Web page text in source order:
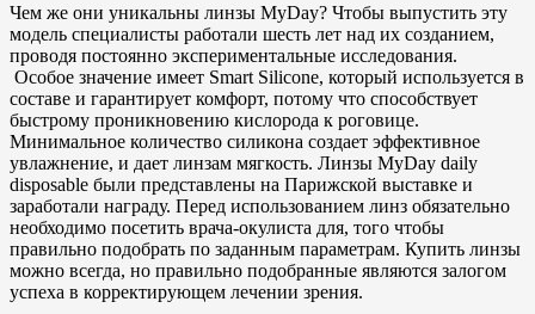
Чем же они уникальны линзы MyDay? Чтобы выпустить эту
модель специалисты работали шесть лет над их созданием,
проводя постоянно экспериментальные исследования.
Особое значение имеет Smart Silicone, который используется в
составе и гарантирует комфорт, потому что способствует
быстрому проникновению кислорода к роговице.
Минимальное количество силикона создает эффективное
увлажнение, и дает линзам мягкость. Линзы MyDay daily
disposable были представлены на Парижской выставке и
заработали награду. Перед использованием линз обязательно
необходимо посетить врача-окулиста для, того чтобы
правильно подобрать по заданным параметрам. Купить линзы
можно всегда, но правильно подобранные являются залогом
успеха в корректирующем лечении зрения.